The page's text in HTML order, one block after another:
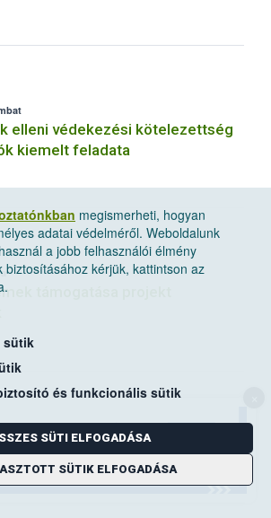
elleni védekezési kötelezettség
kiemelt feladata
támogatása projekt
és elérhetőségek 2025
megismerheti, hogyan
adatai védelméről. Weboldalunk
a jobb felhasználói élmény
biztosításához kérjük, kattintson az
sütik
és funkcionális sütik
SÜTI ELFOGADÁSA
SÜTIK ELFOGADÁSA